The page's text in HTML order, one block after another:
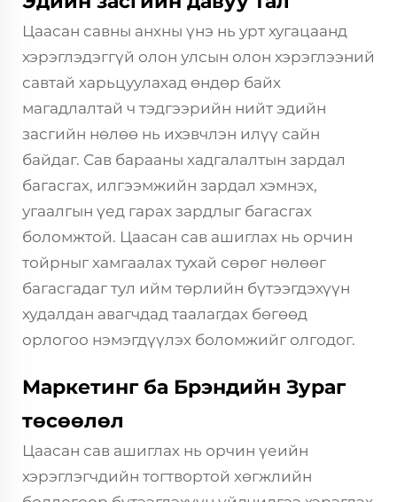
Цаасан савны анхны үнэ нь урт хугацаанд
хэрэглэдэггүй олон улсын олон хэрэглээний
савтай харьцуулахад өндөр байх
магадлалтай ч тэдгээрийн нийт эдийн
засгийн нөлөө нь ихэвчлэн илүү сайн
байдаг. Сав барааны хадгалалтын зардал
багасгах, илгээмжийн зардал хэмнэх,
угаалгын үед гарах зардлыг багасгах
боломжтой. Цаасан сав ашиглах нь орчин
тойрныг хамгаалах тухай сөрөг нөлөөг
багасгадаг тул ийм төрлийн бүтээгдэхүүн
худалдан авагчдад таалагдах бөгөөд
орлогоо нэмэгдүүлэх боломжийг олгодог.
Маркетинг ба Брэндийн Зураг
төсөөлөл
Цаасан сав ашиглах нь орчин үеийн
хэрэглэгчдийн тогтвортой хөгжлийн